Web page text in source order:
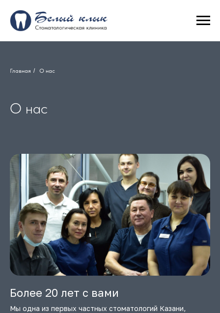
Главная / О нас
О нас
Более 20 лет с вами
Мы одна из первых частных стоматологий Казани,